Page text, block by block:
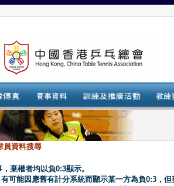
員資料搜尋
棄權者均以負0:3顯示。
可能因應舊有計分系統而顯示某一方為負0:3，